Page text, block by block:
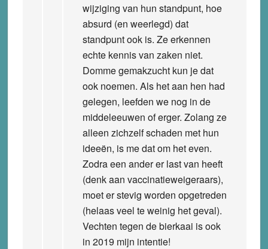
wijziging van hun standpunt, hoe
absurd (en weerlegd) dat
standpunt ook is. Ze erkennen
echte kennis van zaken niet.
Domme gemakzucht kun je dat
ook noemen. Als het aan hen had
gelegen, leefden we nog in de
middeleeuwen of erger. Zolang ze
alleen zichzelf schaden met hun
ideeën, is me dat om het even.
Zodra een ander er last van heeft
(denk aan vaccinatieweigeraars),
moet er stevig worden opgetreden
(helaas veel te weinig het geval).
Vechten tegen de bierkaai is ook
in 2019 mijn intentie!